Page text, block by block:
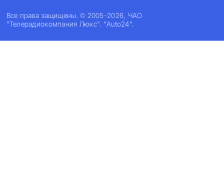
Все права защищены. © 2005-2026, ЧАО
"Телерадиокомпания Люкс". "Auto24".